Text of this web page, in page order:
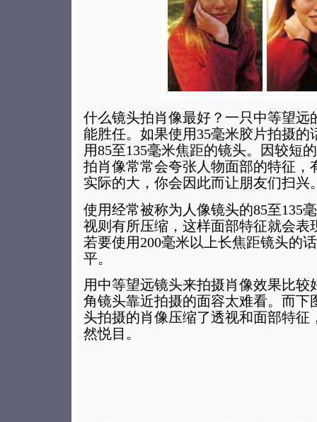
什么镜头拍肖像最好？一只中等望远
能胜任。如果使用35毫米胶片拍摄的
用85至135毫米焦距的镜头。因较短
拍肖像常常会夸张人物面部的特征，
实际的大，你会因此而让朋友们扫兴
使用经常被称为人像镜头的85至135
视则有所压缩，这样面部特征就会表
若要使用200毫米以上长焦距镜头的
平。
用中等望远镜头来拍摄肖像效果比较
角镜头靠近拍摄的面容太难看。而下
头拍摄的肖像压缩了透视和面部特征
然悦目。